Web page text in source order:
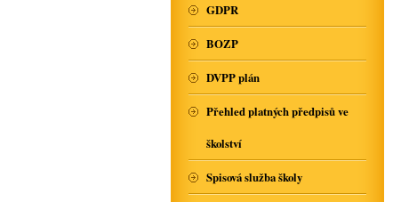
GDPR
BOZP
DVPP plán
Přehled platných předpisů ve
školství
Spisová služba školy